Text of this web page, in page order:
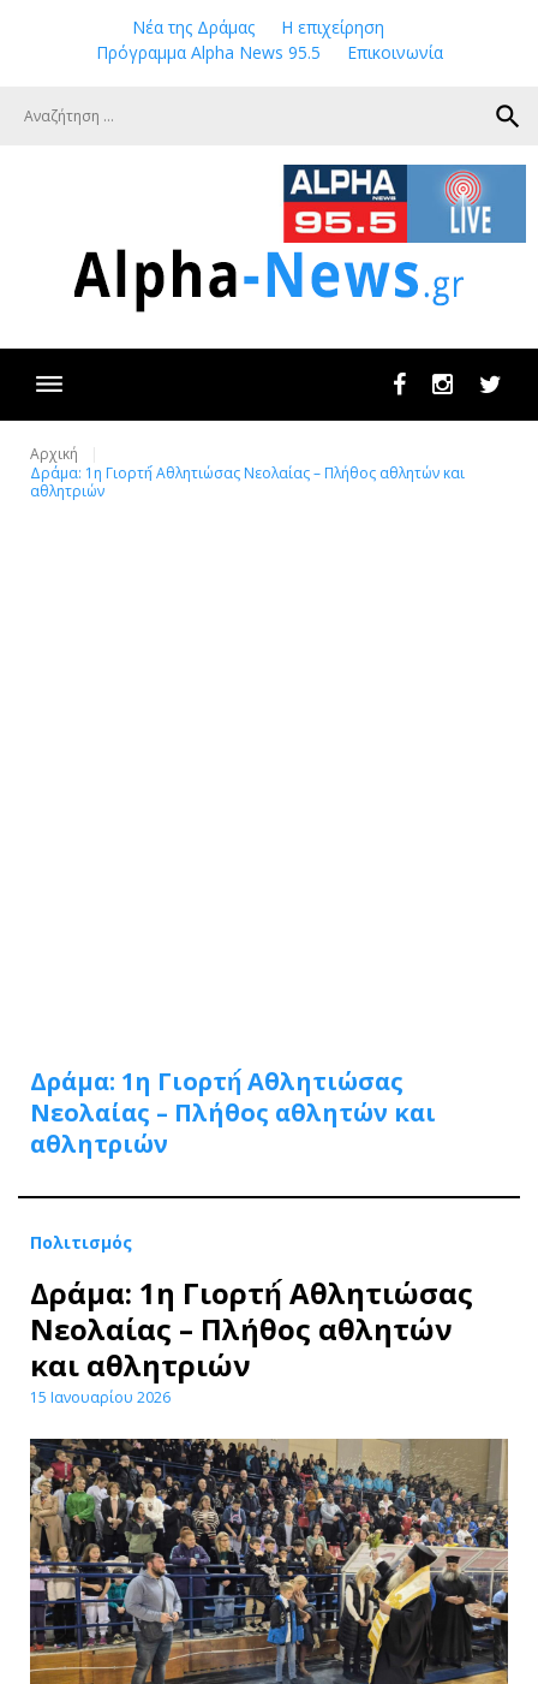
Νέα της Δράμας
Η επιχείρηση
Πρόγραμμα Alpha News 95.5
Επικοινωνία
search
FacebookInstagram
Αρχική
Δράμα: 1η Γιορτή́ Αθλητιώσας Νεολαίας – Πλήθος αθλητών και
αθλητριών
Δράμα: 1η Γιορτή́ Αθλητιώσας
Νεολαίας – Πλήθος αθλητών και
αθλητριών
Πολιτισμός
Δράμα: 1η Γιορτή́ Αθλητιώσας
Νεολαίας – Πλήθος αθλητών
και αθλητριών
15 Ιανουαρίου 2026